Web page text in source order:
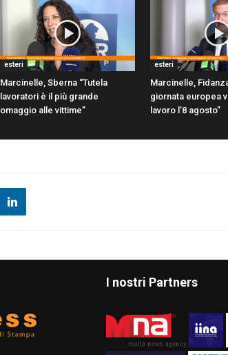
esteri
Marcinelle, Sberna “Tutela
lavoratori è il più grande
omaggio alle vittime”
esteri
Marcinelle,
giornata europea
lavoro l’8 agosto”
I nostri Partners